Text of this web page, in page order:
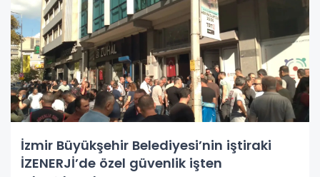
İzmir Büyükşehir Belediyesi’nin iştiraki
İZENERJİ’de özel güvenlik işten